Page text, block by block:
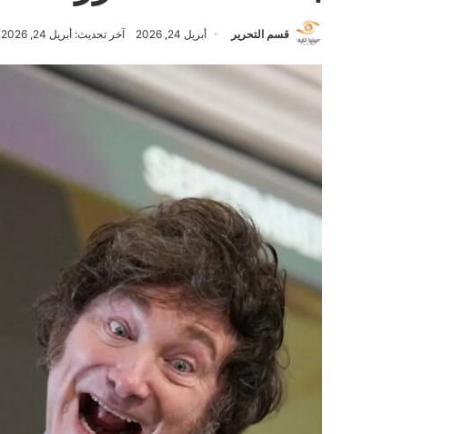
قسم التحرير أبريل 24, 2026 آخر تحديث: أبريل 24, 2026